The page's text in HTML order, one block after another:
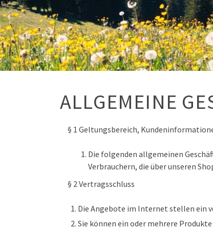
ALLGEMEINE
§ 1 Geltungsbereich,
Die folgenden allgemeinen
Verbrauchern, die über unseren
§ 2 Vertragsschluss
Die Angebote im Internet stellen ein
Sie können ein oder mehrere